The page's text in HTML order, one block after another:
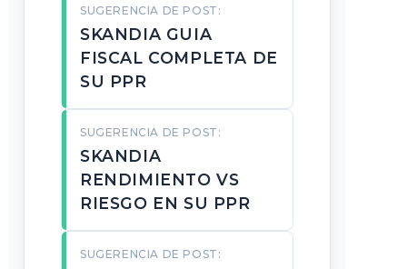
SUGERENCIA DE POST:
SKANDIA GUIA
FISCAL COMPLETA DE
SU PPR
SUGERENCIA DE POST:
SKANDIA
RENDIMIENTO VS
RIESGO EN SU PPR
SUGERENCIA DE POST: